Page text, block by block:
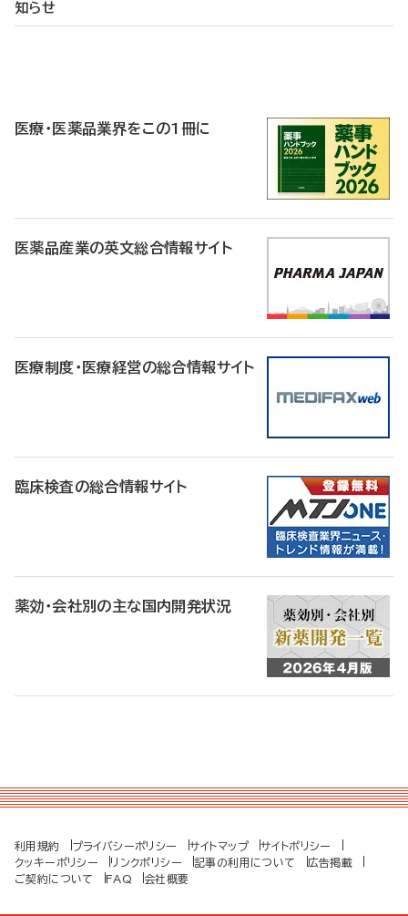
知らせ
医療・医薬品業界をこの1冊に
医薬品産業の英文総合情報サイト
医療制度・医療経営の総合情報サイト
臨床検査の総合情報サイト
薬効・会社別の主な国内開発状況
利用規約 プライバシーポリシー サイトマップ
サイトポリシー
クッキーポリシー
リンクポリシー 記事の利用について
広告掲載
ご契約について
FAQ 会社概要